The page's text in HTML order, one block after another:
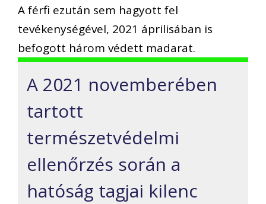
A férfi ezután sem hagyott fel
tevékenységével, 2021 áprilisában is
befogott három védett madarat.
A 2021 novemberében
tartott
természetvédelmi
ellenőrzés során a
hatóság tagjai kilenc